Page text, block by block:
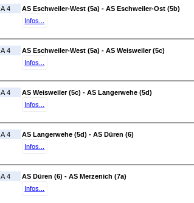
A 4
AS Eschweiler-West (5a) - AS Eschweiler-Ost (5b)
Infos...
A 4
AS Eschweiler-West (5a) - AS Weisweiler (5c)
Infos...
A 4
AS Weisweiler (5c) - AS Langerwehe (5d)
Infos...
A 4
AS Langerwehe (5d) - AS Düren (6)
Infos...
A 4
AS Düren (6) - AS Merzenich (7a)
Infos...